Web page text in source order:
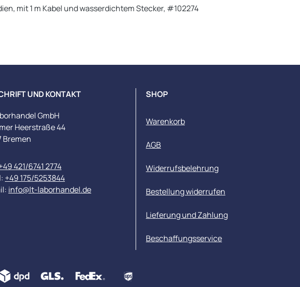
mit 1 m Kabel und wasserdichtem Stecker, #102274
UND KONTAKT
GmbH
Heerstraße 44
Bremen
421/6741 2774
+49 175/5253844
info@lt-laborhandel.de
SHOP
Warenkorb
AGB
Widerrufsbelehrung
Bestellung widerrufen
Lieferung und Zahlung
Beschaffungsservice